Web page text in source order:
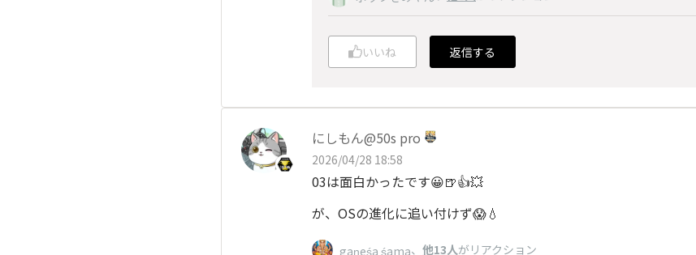
いいね 返信する
にしもん@50s pro
2026/04/28 18:58
03は面白かったです😀🍺👍💥
が、OSの進化に追い付けず😱💧
gaṇeśa śama、 他13人がリアクション